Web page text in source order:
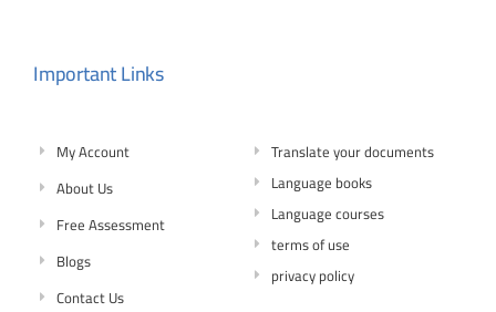
Important Links
My Account
About Us
Free Assessment
Blogs
Contact Us
Translate your documents
Language books
Language courses
terms of use
privacy policy